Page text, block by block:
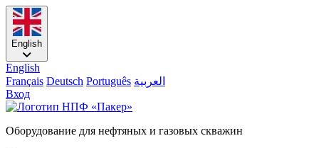
English
English
Français Deutsch Português العربية
Вход
Оборудование для нефтяных и газовых скважин